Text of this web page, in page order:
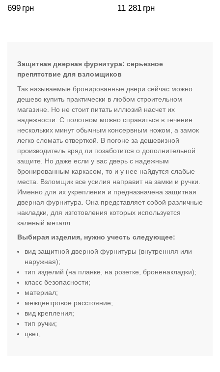
699 грн 11 281 грн
Защитная дверная фурнитура: серьезное
препятствие для взломщиков
Так называемые бронированные двери сейчас можно
дешево купить практически в любом строительном
магазине. Но не стоит питать иллюзий насчет их
надежности. С полотном можно справиться в течение
нескольких минут обычным консервным ножом, а замок
легко сломать отверткой. В погоне за дешевизной
производитель вряд ли позаботится о дополнительной
защите. Но даже если у вас дверь с надежным
бронированным каркасом, то и у нее найдутся слабые
места. Взломщик все усилия направит на замки и ручки.
Именно для их укрепления и предназначена защитная
дверная фурнитура. Она представляет собой различные
накладки, для изготовления которых используется
каленый металл.
Выбирая изделия, нужно учесть следующее:
вид защитной дверной фурнитуры (внутренняя или
наружная);
тип изделий (на планке, на розетке, броненакладки);
класс безопасности;
материал;
межцентровое расстояние;
вид крепления;
тип ручки;
цвет;